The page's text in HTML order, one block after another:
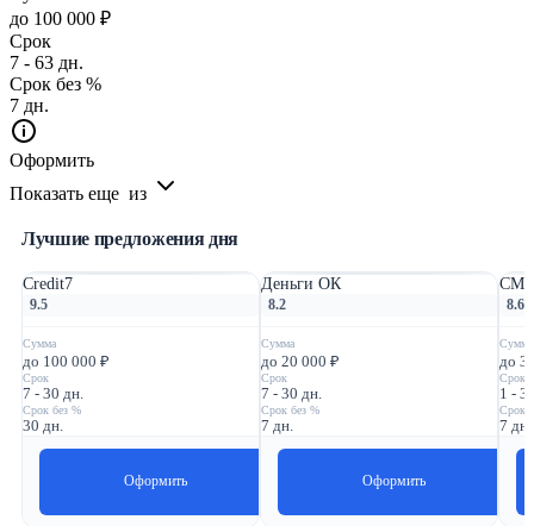
до 100 000 ₽
Срок
7 - 63 дн.
Срок без %
7 дн.
Оформить
Показать еще из
Лучшие предложения дня
Credit7
9.5
Сумма
до 100 000 ₽
Срок
7 - 30 дн.
Срок без %
30 дн.
Оформить
Деньги ОК
8.2
Сумма
до 20 000 ₽
Срок
7 - 30 дн.
Срок без %
7 дн.
Оформить
СМС
8.6
Сумма
до
Срок
1 -
Срок
7 дн.